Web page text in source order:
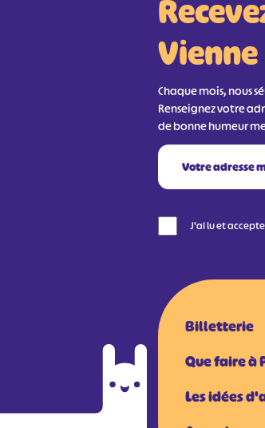
Vienne
Chaque mois, nous
Renseignez votre
de bonne humeur
J'ai lu et
Billetterie
Que faire à
Les idées